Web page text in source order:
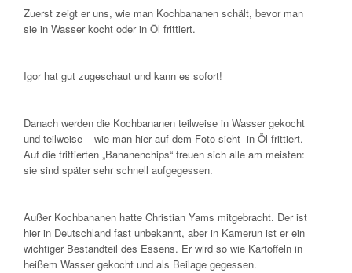
Zuerst zeigt er uns, wie man Kochbananen schält, bevor man
sie in Wasser kocht oder in Öl frittiert.
Igor hat gut zugeschaut und kann es sofort!
Danach werden die Kochbananen teilweise in Wasser gekocht
und teilweise – wie man hier auf dem Foto sieht- in Öl frittiert.
Auf die frittierten „Bananenchips“ freuen sich alle am meisten:
sie sind später sehr schnell aufgegessen.
Außer Kochbananen hatte Christian Yams mitgebracht. Der ist
hier in Deutschland fast unbekannt, aber in Kamerun ist er ein
wichtiger Bestandteil des Essens. Er wird so wie Kartoffeln in
heißem Wasser gekocht und als Beilage gegessen.